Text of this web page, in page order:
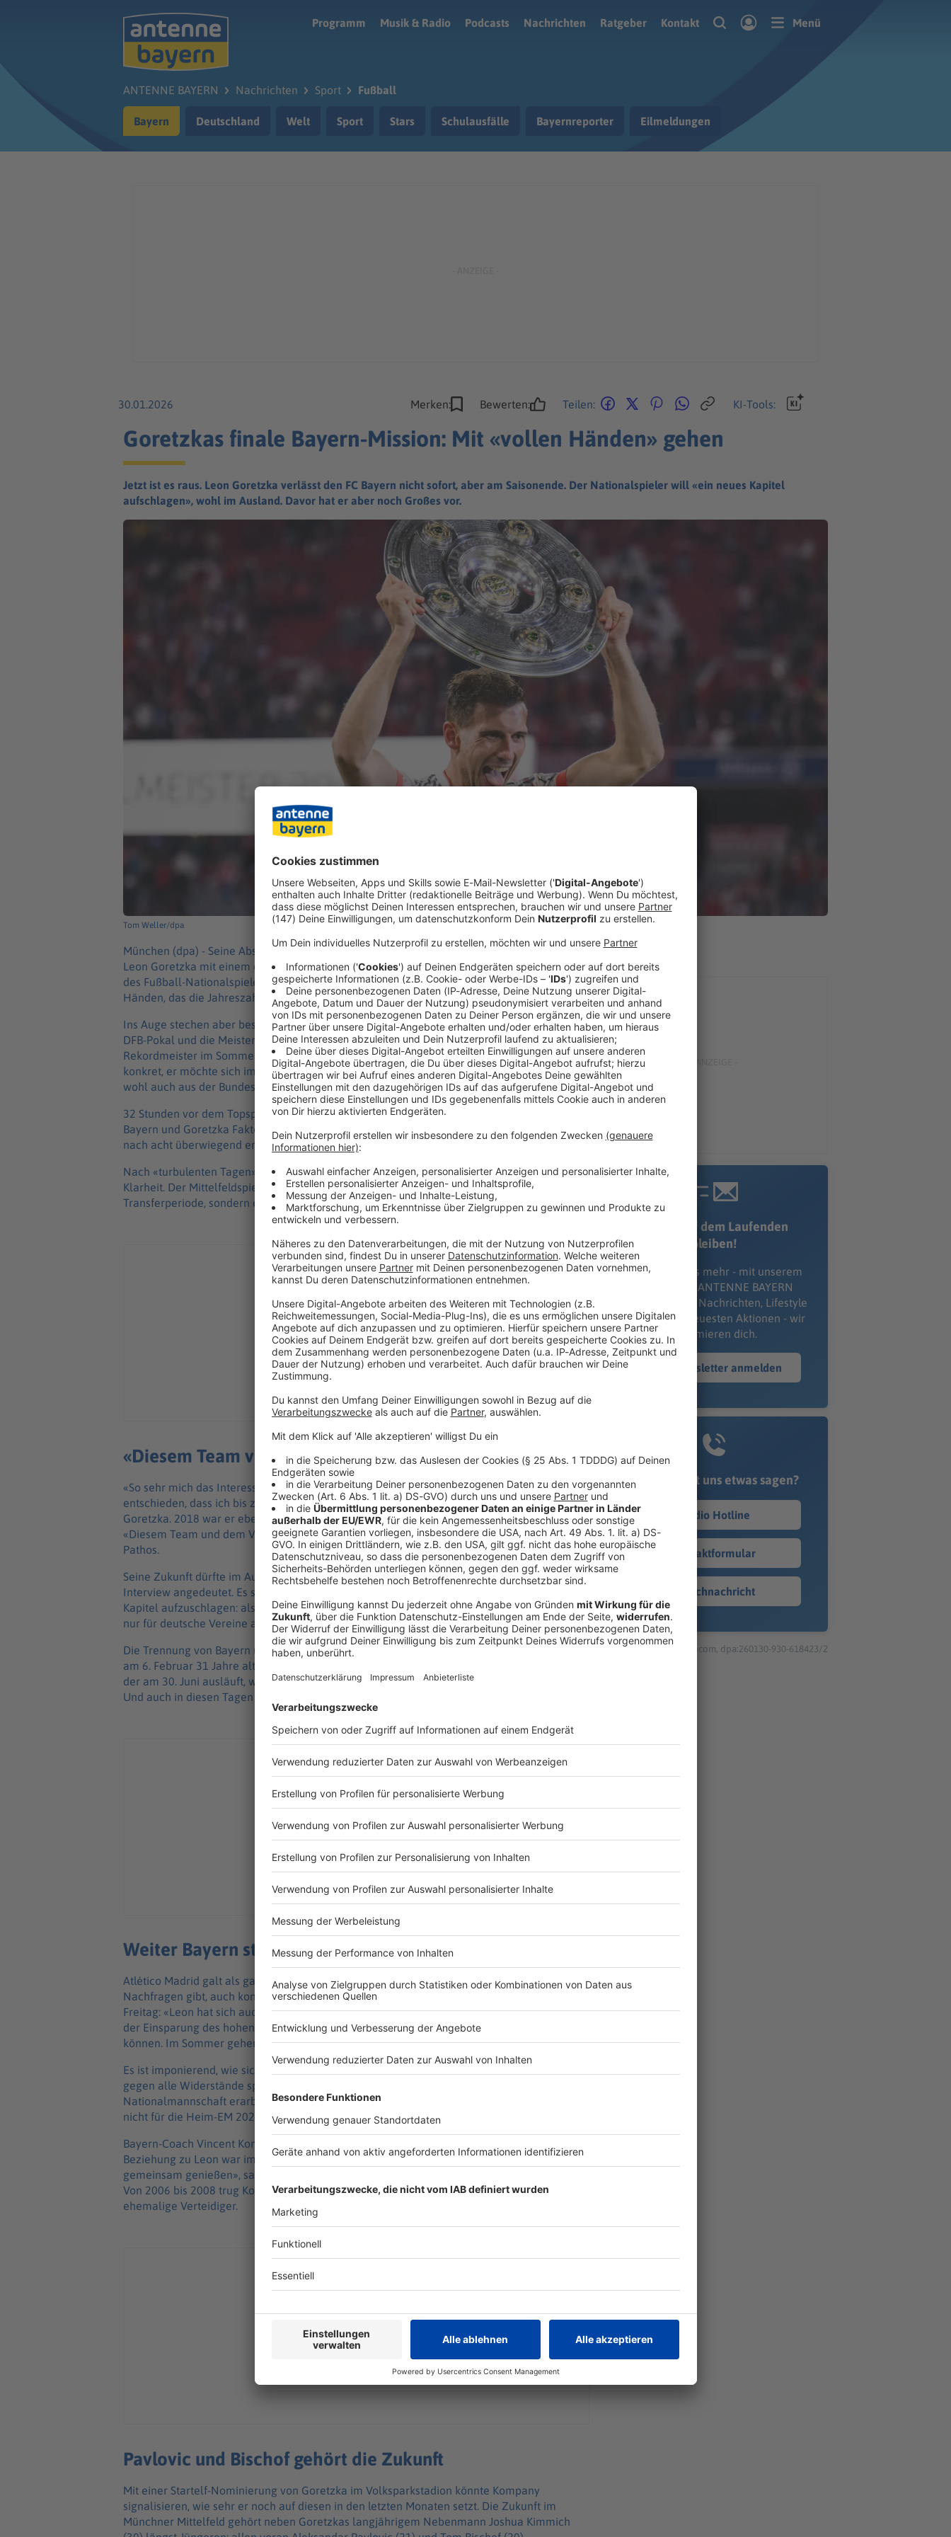
Programm
Musik & Radio Podcasts Nachrichten Ratgeber Kontakt Menü
ANTENNE BAYERN Nachrichten Sport Fußball
Bayern Deutschland Welt Sport Stars Schulausfälle Bayernreporter Eilmeldungen
30.01.2026 Merken: Bewerten: Teilen: KI-Tools:
Goretzkas finale Bayern-Mission: Mit «vollen Händen» gehen
Jetzt ist es raus. Leon Goretzka verlässt den FC Bayern nicht sofort, aber am Saisonende. Der Nationalspieler will «ein neues Kapitel
aufschlagen», wohl im Ausland. Davor hat er aber noch Großes vor.
Tom Weller/dpa
München (dpa) - Seine Abschiedsankündigung an die «lieben Fans» des FC Bayern schloss
Leon Goretzka mit einem entschlossenen «Mia san mia!» Ein Foto ziert den Instagram-Post
des Fußball-Nationalspielers. Es zeigt ihn im Anzug mit einem roten Bayern-Trikot in den
Händen, das die Jahreszahl 2026 ziert.
Ins Auge stechen aber besonders drei Trophäen: der silberne Champions-League-Pokal, der
DFB-Pokal und die Meisterschale. Die Botschaft ist klar: Goretzka will den deutschen
Rekordmeister im Sommer mit «vollen Händen» verlassen, wie er selbst betont. Das heißt
konkret, er möchte sich im WM-Jahr mit dem zweiten Triple nach 2020 aus München - und
wohl auch aus der Bundesliga - verabschieden.
32 Stunden vor dem Topspiel am Samstag (18.30 Uhr/Sky) beim Hamburger SV haben die
Bayern und Goretzka Fakten geschaffen. Ende Mai endet der gemeinsame sportliche Weg,
nach acht überwiegend erfolgreichen Jahren.
Nach «turbulenten Tagen», wie Goretzka auf Instagram schrieb, schafften beide Seiten
Klarheit. Der Mittelfeldspieler wechselt nicht noch in der am Montag endenden Winter-
Transferperiode, sondern er geht im Sommer: ablösefrei.
«Diesem Team verpflichtet»
«So sehr mich das Interesse von internationalen Top-Clubs ehrt, so klar habe ich mich
entschieden, dass ich bis zum Saisonende beim FC Bayern bleiben möchte», berichtete
Goretzka. 2018 war er ebenfalls ablösefrei vom FC Schalke 04 nach München gewechselt.
«Diesem Team und dem Verein fühle ich mich verpflichtet», äußerte Goretzka mit einigem
Pathos.
Seine Zukunft dürfte im Ausland liegen. Das hatte er erst vor Kurzem in einem «Zeit»-
Interview angedeutet. Es sei für ihn «der richtige Zeitpunkt, um noch einmal ein neues
Kapitel aufzuschlagen: als Fußballer und als Mensch». Der gebürtige Bochumer ist bislang
nur für deutsche Vereine aufgelaufen.
Die Trennung von Bayern und Goretzka kommt freilich nicht überraschend. Goretzka wird
am 6. Februar 31 Jahre alt. Der Mittelfeldspieler mit dem hoch dotierten Millionenvertrag,
der am 30. Juni ausläuft, war in den vergangenen Jahren permanent ein Verkaufskandidat.
Und auch in diesen Tagen wieder.
Weiter Bayern statt Atlético Madrid
Atlético Madrid galt als ganz heißer Interessent. Es sei «kein Wunder» gewesen, «dass es
Nachfragen gibt, auch konkrete», bestätigte Bayerns Sportdirektor Christoph Freund am
Freitag: «Leon hat sich auch damit beschäftigt.» Ebenso wie die Bayern, die aktuell - neben
der Einsparung des hohen Monatsgehaltes - noch eine Ablösesumme hätten erzielen
können. Im Sommer gehen sie leer aus.
Es ist imponierend, wie sich Goretzka beim Rekordmeister in der jüngeren Vergangenheit
gegen alle Widerstände sportlich behauptet hat. Sogar eine Rückkehr in die
Nationalmannschaft erarbeitete er sich, nachdem ihn Bundestrainer Julian Nagelsmann
nicht für die Heim-EM 2024 nominiert hatte.
Bayern-Coach Vincent Kompany schätzt Goretzkas professionelle Haltung. «Meine
Beziehung zu Leon war immer gut und ehrlich. Ich freue mich auf die Momente, die wir noch
gemeinsam genießen», sagte der Belgier vor seiner besonderen Rückkehr nach Hamburg.
Von 2006 bis 2008 trug Kompany das HSV-Trikot. «Es war eine geile Zeit», sagte der
ehemalige Verteidiger.
Pavlovic und Bischof gehört die Zukunft
Mit einer Startelf-Nominierung von Goretzka im Volksparkstadion könnte Kompany
signalisieren, wie sehr er noch auf diesen in den letzten Monaten setzt. Die Zukunft im
Münchner Mittelfeld gehört neben Goretzkas langjährigem Nebenmann Joshua Kimmich
Immer auf dem Laufenden
bleiben!
Verpass' nichts mehr - mit unserem
kostenlosen ANTENNE BAYERN
Newsletter. Ob Nachrichten, Lifestyle
oder unsere neuesten Aktionen - wir
informieren dich.
Zum Newsletter anmelden
Du möchtest uns etwas sagen?
Studio Hotline
Kontaktformular
Sprachnachricht
© dpa-infocom, dpa:260130-930-618423/2